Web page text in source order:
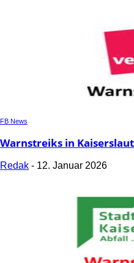
FB News
Warnstreiks in
Redak - 12. Januar 2026